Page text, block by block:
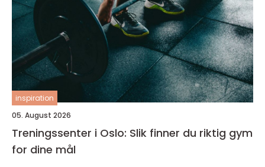
inspiration
05. August 2026
Treningssenter i Oslo: Slik finner du riktig gym
for dine mål